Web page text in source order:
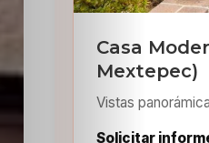
Casting
HolliKids
Contacto
Casa
Mextepec)
Vistas
Solicitar